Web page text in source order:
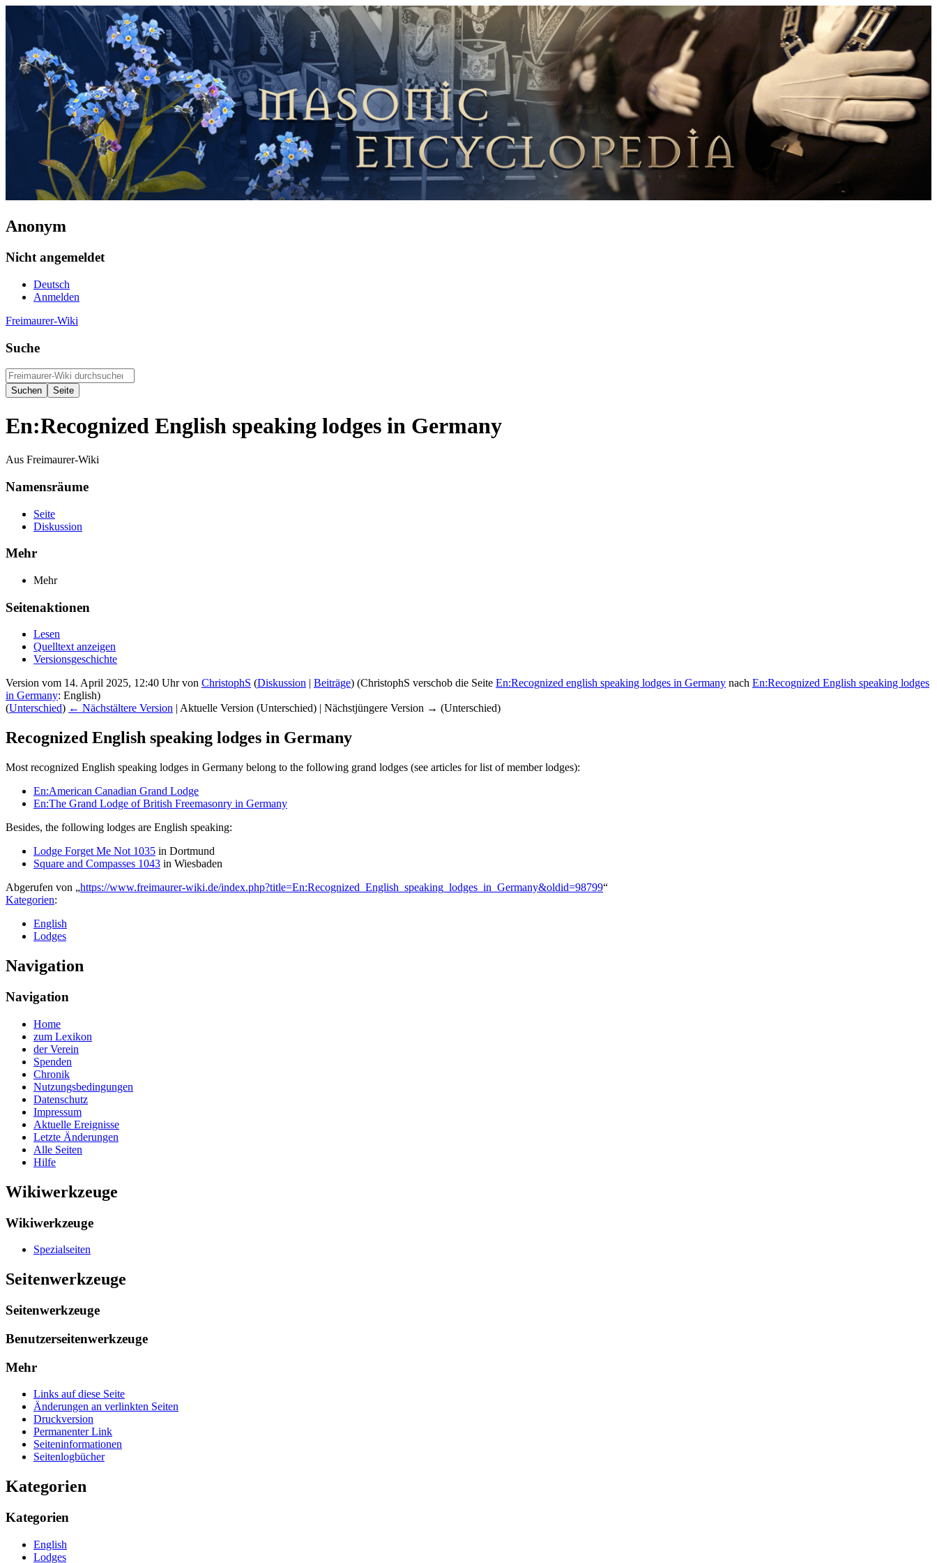
Anonym
Nicht angemeldet
Deutsch
Anmelden
Freimaurer-Wiki
Suche
En:Recognized English speaking lodges in Germany
Aus Freimaurer-Wiki
Namensräume
Seite
Diskussion
Mehr
Mehr
Seitenaktionen
Lesen
Quelltext anzeigen
Versionsgeschichte
Version vom 14. April 2025, 12:40 Uhr von ChristophS (Diskussion Beiträge) (ChristophS verschob die Seite En:Recognized english speaking lodges in Germany nach En:Recognized English speaking lodges
in Germany: English)
(Unterschied) ← Nächstältere Version | Aktuelle Version (Unterschied) | Nächstjüngere Version → (Unterschied)
Recognized English speaking lodges in Germany
Most recognized English speaking lodges in Germany belong to the following grand lodges (see articles for list of member lodges):
En:American Canadian Grand Lodge
En:The Grand Lodge of British Freemasonry in Germany
Besides, the following lodges are English speaking:
Lodge Forget Me Not 1035 in Dortmund
Square and Compasses 1043 in Wiesbaden
Abgerufen von „https://www.freimaurer-wiki.de/index.php?title=En:Recognized_English_speaking_lodges_in_Germany&oldid=98799“
Kategorien:
English
Lodges
Navigation
Navigation
Home
zum Lexikon
der Verein
Spenden
Chronik
Nutzungsbedingungen
Datenschutz
Impressum
Aktuelle Ereignisse
Letzte Änderungen
Alle Seiten
Hilfe
Wikiwerkzeuge
Wikiwerkzeuge
Spezialseiten
Seitenwerkzeuge
Seitenwerkzeuge
Benutzerseitenwerkzeuge
Mehr
Links auf diese Seite
Änderungen an verlinkten Seiten
Druckversion
Permanenter Link
Seiten­­informationen
Seitenlogbücher
Kategorien
Kategorien
English
Lodges